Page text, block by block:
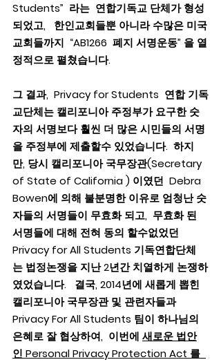
Students”  라는  연합기독교 단체가 형성
되었고,   한인교회들뿐 아니라 수많은 미국
교회들까지  “AB1266  폐지 서명운동” 을 열
정적으로 펼쳤습니다.
그 결과,  Privacy for Students  연합 기독
교단체는 캘리포니아 주정부가 요구한 숫
자의 서명보다 훨씬 더 많은 시민들의 서명
을 주정부에 제출할수 있었습니다.  하지
만, 당시 캘리포니아 국무장관(Secretary
of State of California ) 이였던  Debra
Bowen에 의해 불분명한 이유로 엄청난 숫
자들의 서명들이 무효화 되고,  무효화 된
서명들에 대해 전혀 동의 할수없었던
Privacy for All Students 기독연합단체
는 법정논쟁을 지난 2년간 치열하게 논쟁하
였었습니다.   결국, 2014년에 새롭게 뽑힌
캘리포니아 국무장관 및 관련자들과
Privacy For All Students 팀이 하나님의
은혜로 잘 협상하여,  이번에 새로운 법안
인 Personal Privacy Protection Act 를